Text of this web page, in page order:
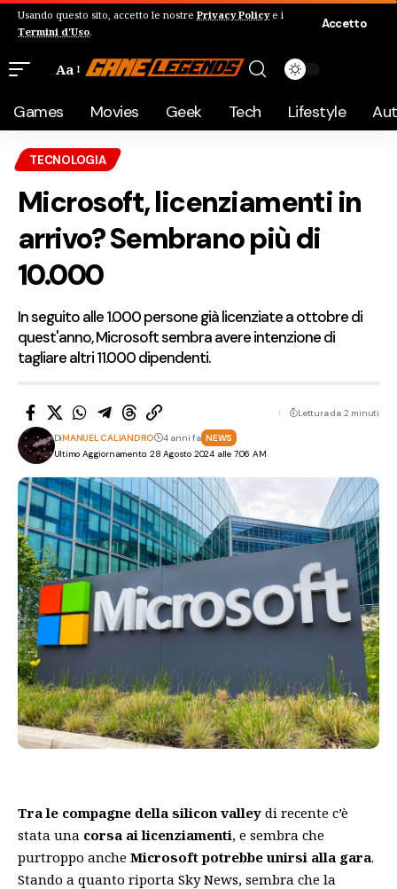
Usando questo sito, accetto le nostre Privacy Policye i
Termini d'Uso.
Accetto
Aa
Games Movies Geek Tech Lifestyle
TECNOLOGIA
Microsoft, licenziamenti in
arrivo? Sembrano più di
10.000
In seguito alle 1.000 persone già licenziate a ottobre di
quest'anno, Microsoft sembra avere intenzione di
tagliare altri 11.000 dipendenti.
Ultimo Aggiornamento: 28 Agosto 2024 alle 7:06 AM
DiMANUEL CALIANDRO 4 anni fa NEWS
Lettura da 2 minuti
Tra le compagne della silicon valley di recente c’è
stata una corsa ai licenziamenti, e sembra che
purtroppo anche Microsoft potrebbe unirsi alla gara.
Stando a quanto riporta Sky News, sembra che la